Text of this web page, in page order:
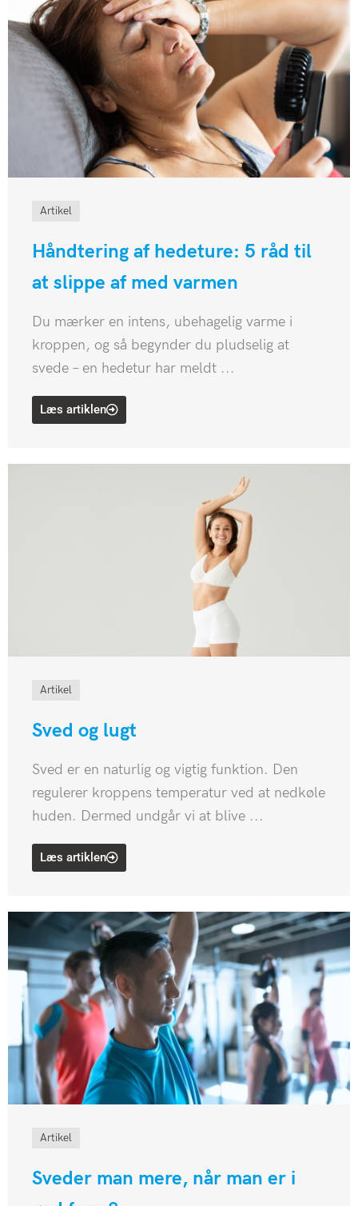
Artikel
Håndtering af hedeture: 5 råd til
at slippe af med varmen
Du mærker en intens, ubehagelig varme i
kroppen, og så begynder du pludselig at
svede – en hedetur har meldt ...
Læs artiklen
Artikel
Sved og lugt ​
Sved er en naturlig og vigtig funktion. Den
regulerer kroppens temperatur ved at nedkøle
huden. Dermed undgår vi at blive ...
Læs artiklen
Artikel
Sveder man mere, når man er i